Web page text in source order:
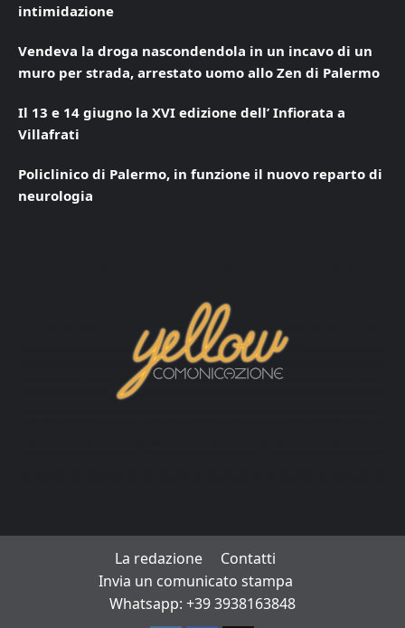
intimidazione
Vendeva la droga nascondendola in un incavo di un
muro per strada, arrestato uomo allo Zen di Palermo
Il 13 e 14 giugno la XVI edizione dell’ Infiorata a
Villafrati
Policlinico di Palermo, in funzione il nuovo reparto di
neurologia
La redazione
Contatti
Invia un comunicato stampa
Whatsapp: +39 3938163848